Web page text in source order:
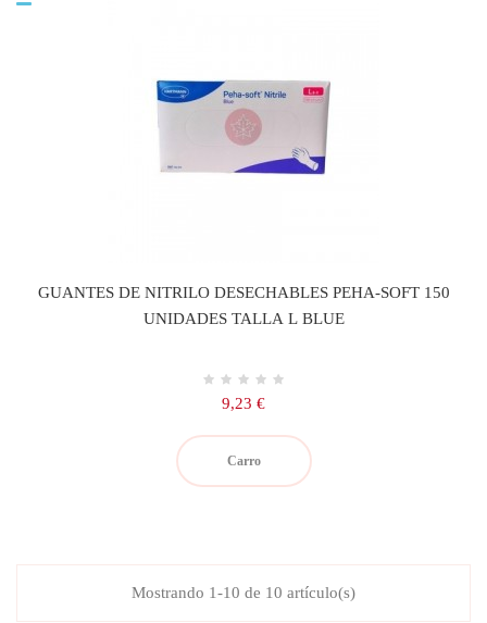
GUANTES DE NITRILO DESECHABLES PEHA-SOFT 150
UNIDADES TALLA L BLUE
Precio
9,23 €
Carro
Mostrando 1-10 de 10 artículo(s)